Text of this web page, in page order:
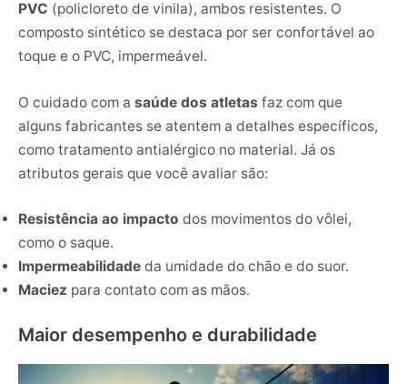
PVC (policloreto de vinila), ambos resistentes. O
composto sintético se destaca por ser confortável ao
toque e o PVC, impermeável.
O cuidado com a saúde dos atletas faz com que
alguns fabricantes se atentem a detalhes específicos,
como tratamento antialérgico no material. Já os
atributos gerais que você avaliar são:
Resistência ao impacto dos movimentos do vôlei,
como o saque.
Impermeabilidade da umidade do chão e do suor.
Maciez para contato com as mãos.
Maior desempenho e durabilidade